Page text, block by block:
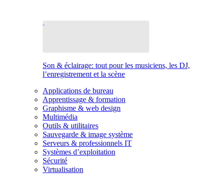
Son & éclairage: tout pour les musiciens, les DJ,
l’enregistrement et la scène
Applications de bureau
Apprentissage & formation
Graphisme & web design
Multimédia
Outils & utilitaires
Sauvegarde & image système
Serveurs & professionnels IT
Systèmes d’exploitation
Sécurité
Virtualisation